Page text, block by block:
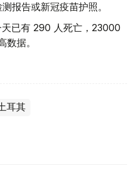
报告或新冠疫苗护照。
已有 290 人死亡，23000
数据。
耳其